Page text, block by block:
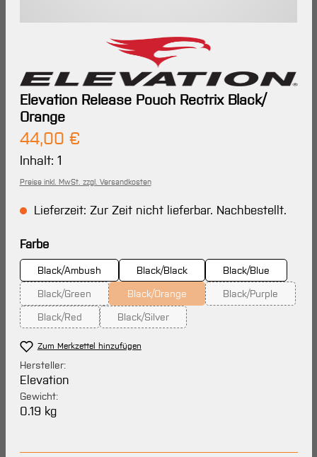
Elevation Release Pouch Rectrix Black/
Orange
Regulärer Preis:
44,00 €
Inhalt: 1
Preise inkl. MwSt. zzgl. Versandkosten
Lieferzeit: Zur Zeit nicht lieferbar. Nachbestellt.
Farbeauswählen
Black/Ambush Black/Black
Black/Blue
Black/Green
(Diese Option ist zurzeit nicht verfügbar.)
Black/Orange
(Diese Option ist zurzeit nicht
Black/Purple
(Diese Option
Black/Red
(Diese Option ist zurzeit nicht verfügbar.)
Black/Silver
(Diese Option ist zurzeit nicht verfügbar.)
Zum Merkzettel hinzufügen
Hersteller:
Elevation
Gewicht:
0.19 kg